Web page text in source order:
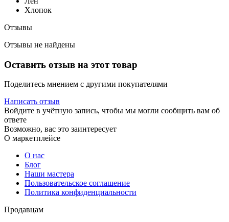
Хлопок
Отзывы
Отзывы не найдены
Оставить отзыв на этот товар
Поделитесь мнением с другими покупателями
Написать отзыв
Войдите в учётную запись, чтобы мы могли сообщить вам об
ответе
Возможно, вас это заинтересует
О маркетплейсе
О нас
Блог
Наши мастера
Пользовательское соглашение
Политика конфиденциальности
Продавцам